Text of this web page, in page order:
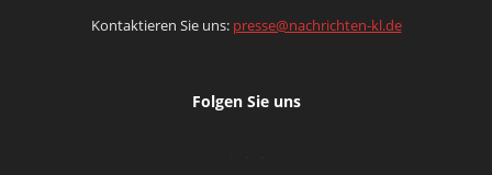
Kontaktieren Sie uns: presse@nachrichten-kl.de
Folgen Sie uns